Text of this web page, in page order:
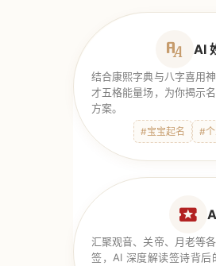
AI
结合康熙字典与八字喜用
才五格能量场，为你揭示
方案。
#宝宝起名 #
汇聚观音、关帝、月老等
签，AI 深度解读签诗背